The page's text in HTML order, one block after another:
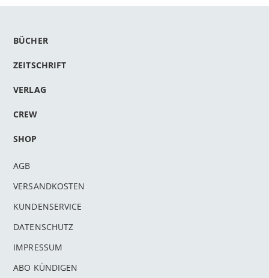
BÜCHER
ZEITSCHRIFT
VERLAG
CREW
SHOP
AGB
VERSANDKOSTEN
KUNDENSERVICE
DATENSCHUTZ
IMPRESSUM
ABO KÜNDIGEN